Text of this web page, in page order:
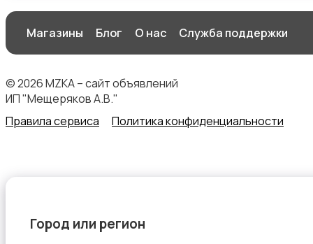
Садовая мебель
Магазины Блог О нас Служба поддержки
© 2026 MZKA – сайт объявлений
ИП "Мещеряков А.В."
Правила сервиса
Политика конфиденциальности
Город или регион